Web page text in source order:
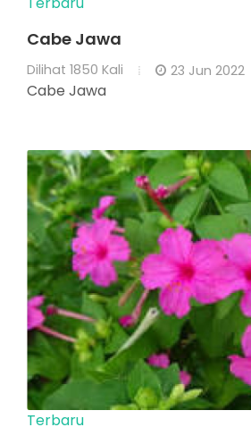
Cabe Jawa
Dilihat 1850 Kali 23 Jun 2022
Cabe Jawa
Terbaru